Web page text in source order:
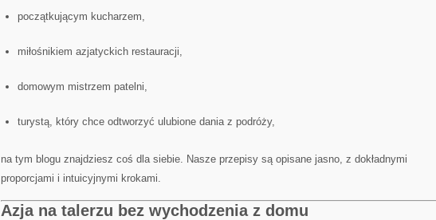
początkującym kucharzem,
miłośnikiem azjatyckich restauracji,
domowym mistrzem patelni,
turystą, który chce odtworzyć ulubione dania z podróży,
na tym blogu znajdziesz coś dla siebie. Nasze przepisy są opisane jasno, z dokładnymi
proporcjami i intuicyjnymi krokami.
Azja na talerzu bez wychodzenia z domu